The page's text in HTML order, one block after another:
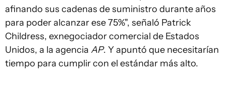
afinando sus cadenas de suministro durante años
para poder alcanzar ese 75%", señaló Patrick
Childress, exnegociador comercial de Estados
Unidos, a la agencia AP. Y apuntó que necesitarían
tiempo para cumplir con el estándar más alto.